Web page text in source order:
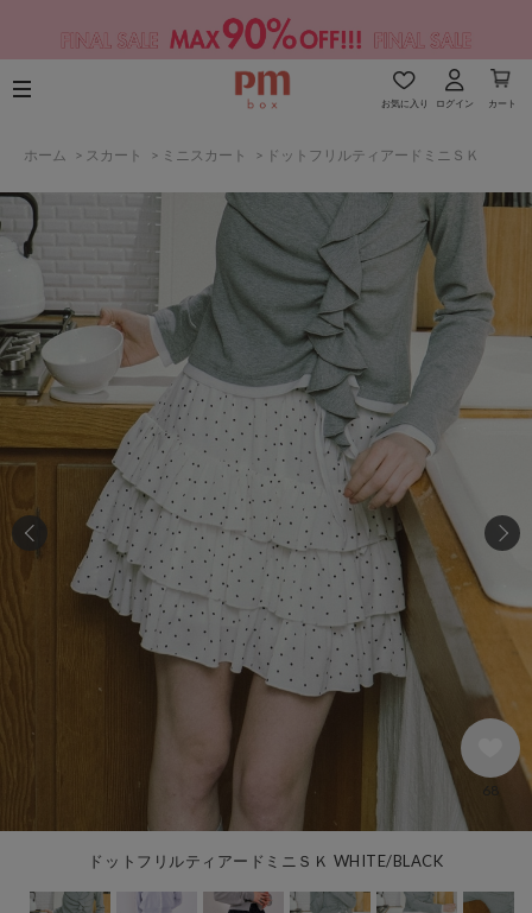
お気に入り ログイン カート
ホーム > スカート > ミニスカート > ドットフリルティアードミニＳＫ
ドットフリルティアードミニＳＫ WHITE/BLACK
68